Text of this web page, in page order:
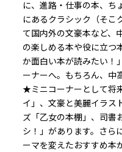
に、進路・仕事の本、ち
にあるクラシック（そこ
て国内外の文豪本など、
の楽しめる本や役に立つ
か面白い本が読みたい！
ーナーへ。もちろん、中
★ミニコーナーとして将
イ」、文豪と美麗イラス
ズ「乙女の本棚」、司書
シ！」があります。さら
ーマを変えたおすすめ本